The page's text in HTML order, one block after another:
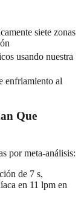
siete zonas
usando nuestra
enfriamiento al
Que
por meta-análisis:
de 7 s,
en 11 lpm en